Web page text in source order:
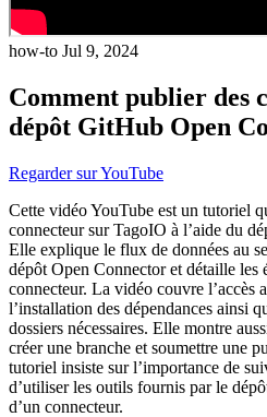
how-to Jul 9, 2024
Comment publier des
dépôt GitHub Open
Regarder sur YouTube
Cette vidéo YouTube est un tutoriel
connecteur sur TagoIO à l’aide du
Elle explique le flux de données au
dépôt Open Connector et détaille les
connecteur. La vidéo couvre l’accès
l’installation des dépendances ainsi
dossiers nécessaires. Elle montre
créer une branche et soumettre une
tutoriel insiste sur l’importance de
d’utiliser les outils fournis par le
d’un connecteur.